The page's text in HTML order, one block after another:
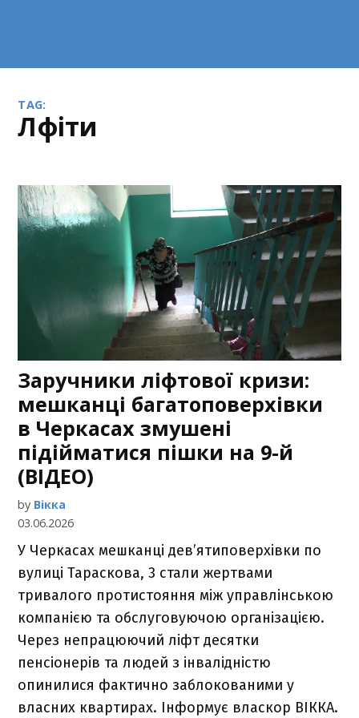
TAG:
лфіти
Заручники ліфтової кризи:
мешканці багатоповерхівки
в Черкасах змушені
підійматися пішки на 9-й
(ВІДЕО)
by Вікка
03.06.2026
У Черкасах мешканці дев’ятиповерхівки по
вулиці Тараскова, 3 стали жертвами
тривалого протистояння між управлінською
компанією та обслуговуючою організацією.
Через непрацюючий ліфт десятки
пенсіонерів та людей з інвалідністю
опинилися фактично заблокованими у
власних квартирах. Інформує власкор ВІККА.